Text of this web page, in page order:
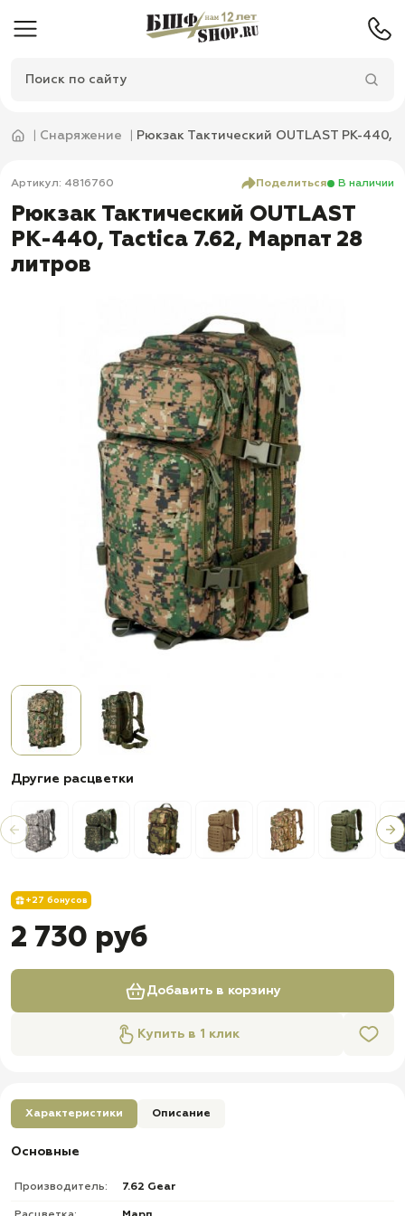
Снаряжение Рюкзак Тактический OUTLAST PK-440,
Артикул: 4816760 Поделиться В наличии
Рюкзак Тактический OUTLAST
PK-440, Tactica 7.62, Марпат 28
литров
Другие расцветки
+27 бонусов
2 730 руб
Добавить в корзину
Купить в 1 клик
Характеристики Описание
Основные
Производитель: 7.62 Gear